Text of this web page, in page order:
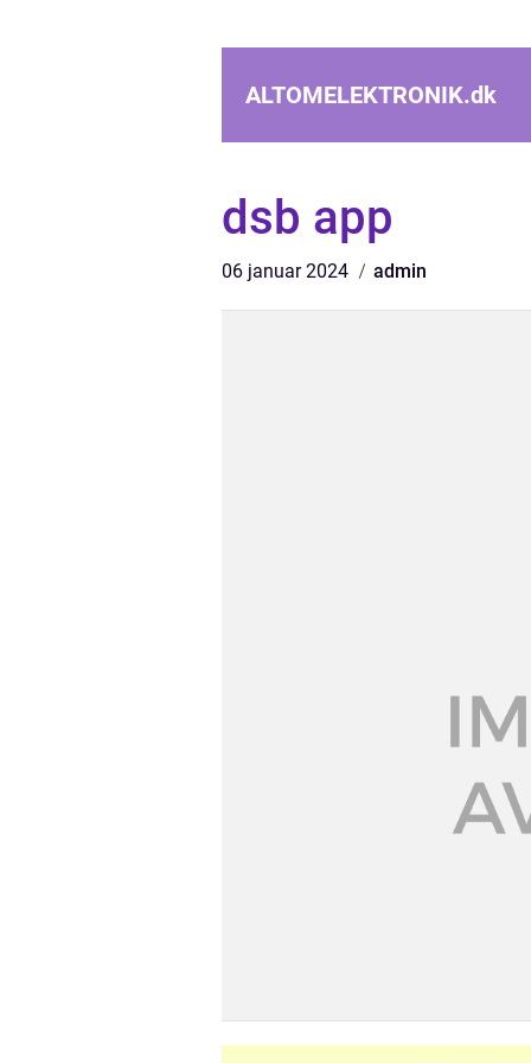
ALTOMELEKTRONIK.dk
dsb app
06 januar 2024 admin